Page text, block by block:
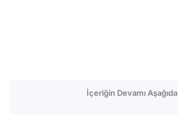
İçeriğin Devamı Aşağıda